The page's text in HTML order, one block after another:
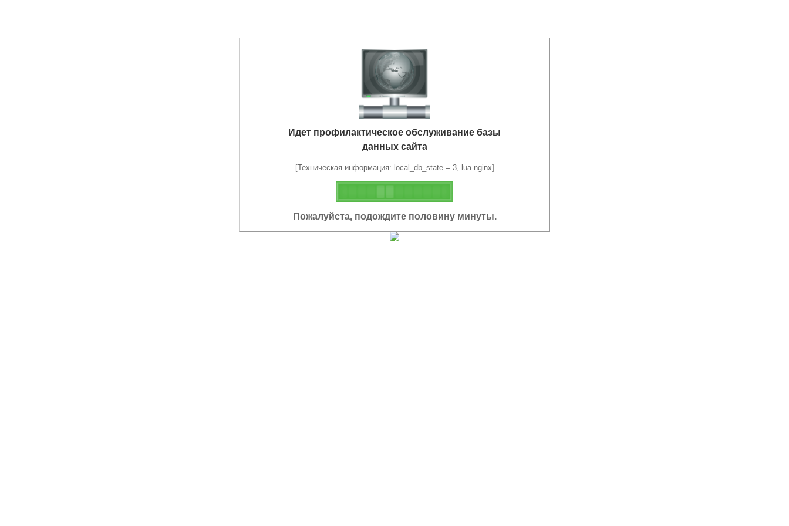
Идет профилактическое обслуживание базы
данных сайта
[Техническая информация: local_db_state = 3, lua-nginx]
Пожалуйста, подождите половину минуты.